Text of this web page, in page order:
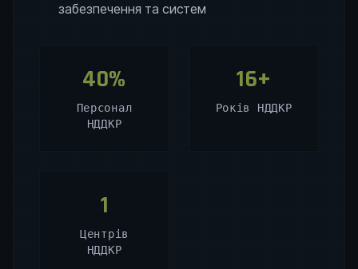
забезпечення та систем
40%
Персонал
НДДКР
16+
Років НДДКР
1
Центрів
НДДКР